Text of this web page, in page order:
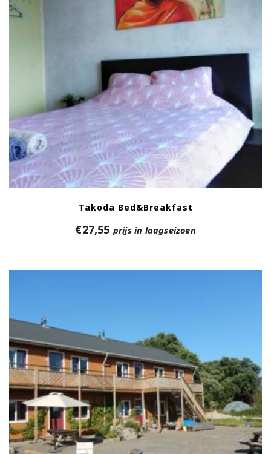
Takoda Bed&Breakfast
€27,55 prijs in laagseizoen